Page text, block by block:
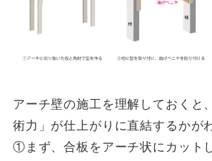
アーチ壁の施工を理解しておくと
術力」が仕上がりに直結するかが
①まず、合板をアーチ状にカット